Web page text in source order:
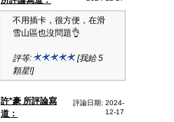
不用插卡，很方便，在滑
雪山區也沒問題👌
評等:
[我給 5
顆星!]
許*豪 所評論寫
道：
評論日期: 2024-
12-17